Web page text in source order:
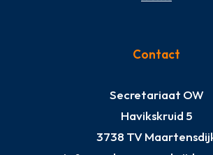
Contact
Secretariaat OW
Havikskruid 5
3738 TV